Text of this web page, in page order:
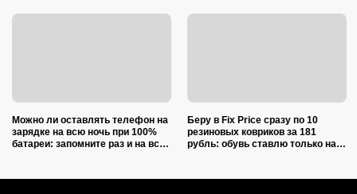
Можно ли оставлять телефон на
зарядке на всю ночь при 100%
батареи: запомните раз и на всю
Беру в Fix Price сразу по 10
резиновых ковриков за 181
рубль: обувь ставлю только на